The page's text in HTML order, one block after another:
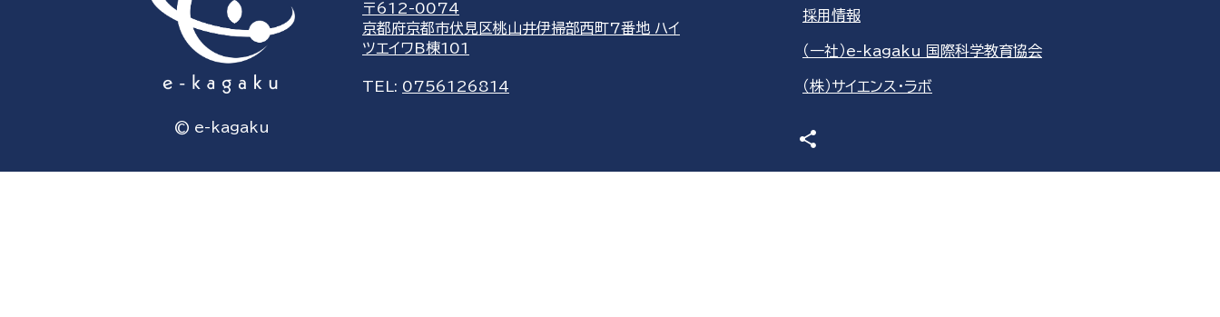
© e-kagaku
〒612-0074
京都府京都市伏見区桃山井伊掃部西町7番地 ハイ
ツエイワB棟101
TEL: 0756126814
採用情報
（一社）e-kagaku 国際科学教育協会
（株）サイエンス・ラボ
share